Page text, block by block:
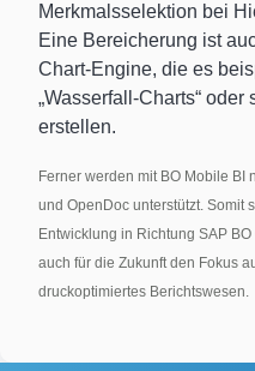
Merkmalsselektion bei
Eine Bereicherung ist
Chart-Engine, die es
„Wasserfall-Charts“ oder
erstellen.
Ferner werden mit BO Mobile BI
und OpenDoc unterstützt. Somit
Entwicklung in Richtung SAP
auch für die Zukunft den Fokus
druckoptimiertes Berichtswesen.